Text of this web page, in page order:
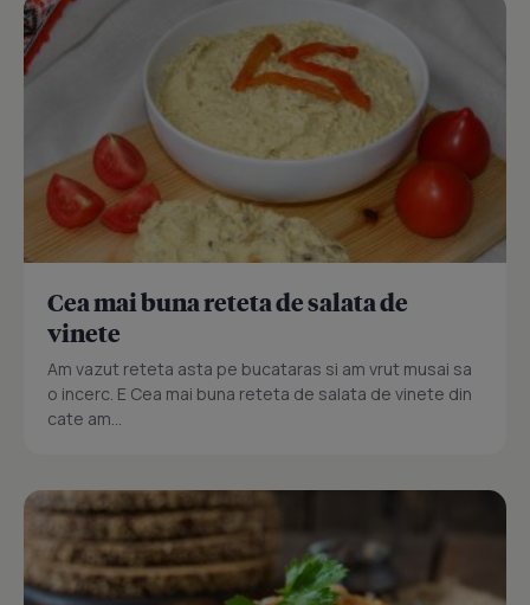
Cea mai buna reteta de salata de
vinete
Am vazut reteta asta pe bucataras si am vrut musai sa
o incerc. E Cea mai buna reteta de salata de vinete din
cate am...